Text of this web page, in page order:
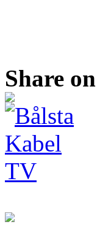
Share on